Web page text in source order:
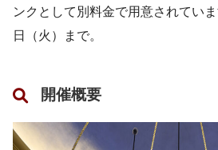
ンクとして別料金で用意されてい
日（火）まで。
開催概要